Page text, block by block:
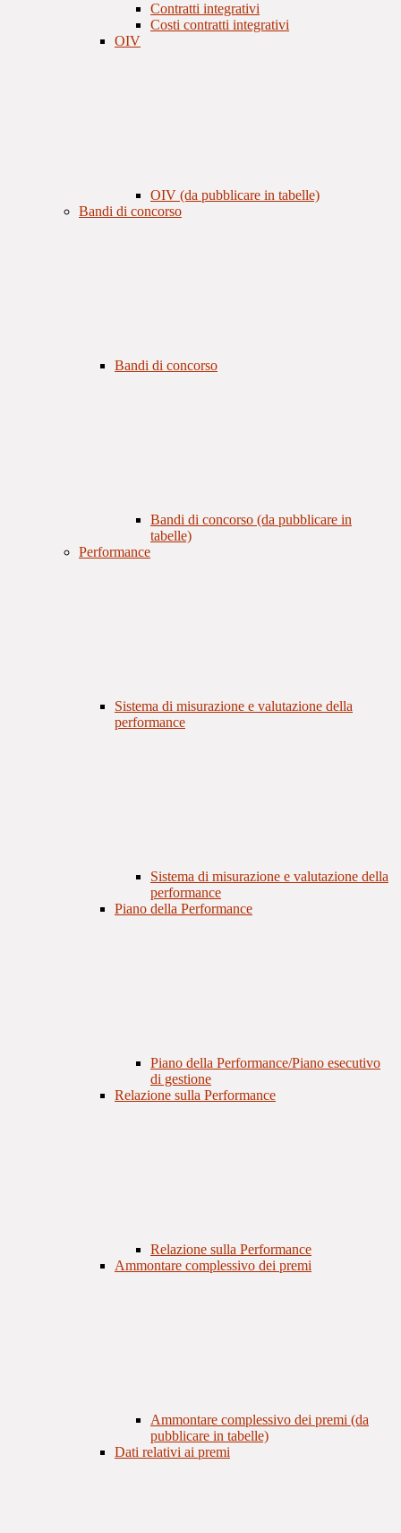
Contratti integrativi
Costi contratti integrativi
OIV
OIV (da pubblicare in tabelle)
Bandi di concorso
Bandi di concorso
Bandi di concorso (da pubblicare in
tabelle)
Performance
Sistema di misurazione e valutazione della
performance
Sistema di misurazione e valutazione della
performance
Piano della Performance
Piano della Performance/Piano esecutivo
di gestione
Relazione sulla Performance
Relazione sulla Performance
Ammontare complessivo dei premi
Ammontare complessivo dei premi (da
pubblicare in tabelle)
Dati relativi ai premi